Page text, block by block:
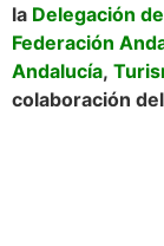
la Delegación
Federación
Andalucía,
colaboración del